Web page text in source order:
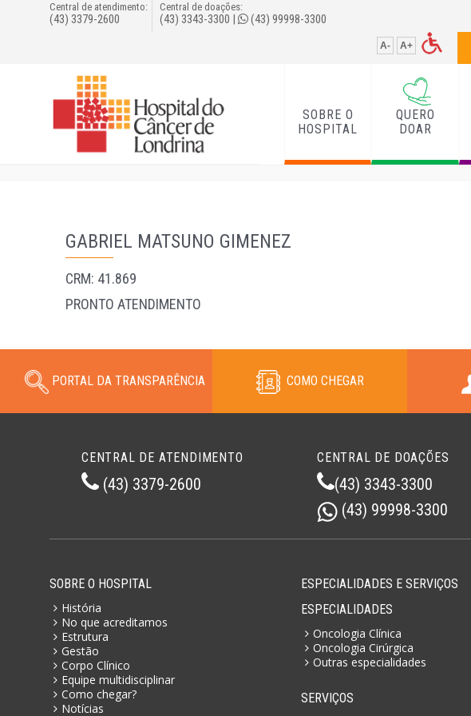
Central de atendimento:
(43) 3379-2600
Central de doações:
(43) 3343-3300 | (43) 99998-3300
A- A+
SOBRE O
HOSPITAL
QUERO
DOAR
GABRIEL MATSUNO GIMENEZ
CRM: 41.869
PRONTO ATENDIMENTO
PORTAL DA TRANSPARÊNCIA COMO CHEGAR
CENTRAL DE ATENDIMENTO
(43) 3379-2600
CENTRAL DE DOAÇÕES
(43) 3343-3300
(43) 99998-3300
SOBRE O HOSPITAL
História
No que acreditamos
Estrutura
Gestão
Corpo Clínico
Equipe multidisciplinar
Como chegar?
Notícias
ESPECIALIDADES E SERVIÇOS
ESPECIALIDADES
Oncologia Clínica
Oncologia Cirúrgica
Outras especialidades
SERVIÇOS